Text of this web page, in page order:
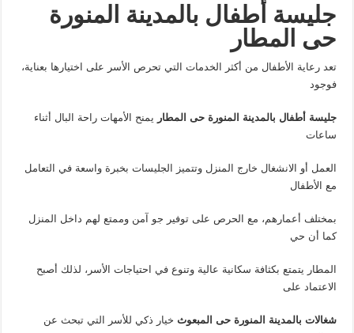
جليسة أطفال بالمدينة المنورة
حى المطار
تعد رعاية الأطفال من أكثر الخدمات التي تحرص الأسر على اختيارها بعناية،
فوجود
جليسة أطفال بالمدينة المنورة حى المطار يمنح الأمهات راحة البال أثناء
ساعات
العمل أو الانشغال خارج المنزل وتتميز الجليسات بخبرة واسعة في التعامل
مع الأطفال
بمختلف أعمارهم، مع الحرص على توفير جو آمن وممتع لهم داخل المنزل
كما أن حي
المطار يتمتع بكثافة سكانية عالية وتنوع في احتياجات الأسر، لذلك أصبح
الاعتماد على
شغالات بالمدينة المنورة حى المبعوث خيار ذكي للأسر التي تبحث عن